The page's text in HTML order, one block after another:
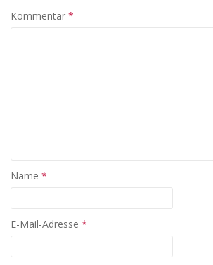
Kommentar *
Name *
E-Mail-Adresse *